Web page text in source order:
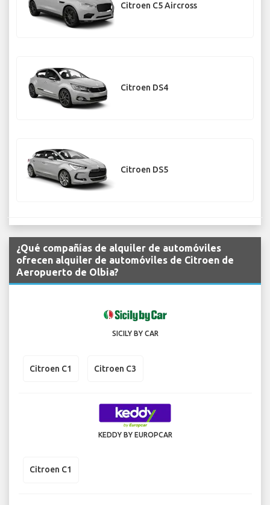
Citroen C5 Aircross
Citroen DS4
Citroen DS5
¿Qué compañías de alquiler de automóviles
ofrecen alquiler de automóviles de Citroen de
Aeropuerto de Olbia?
SICILY BY CAR
Citroen C1 Citroen C3
KEDDY BY EUROPCAR
Citroen C1